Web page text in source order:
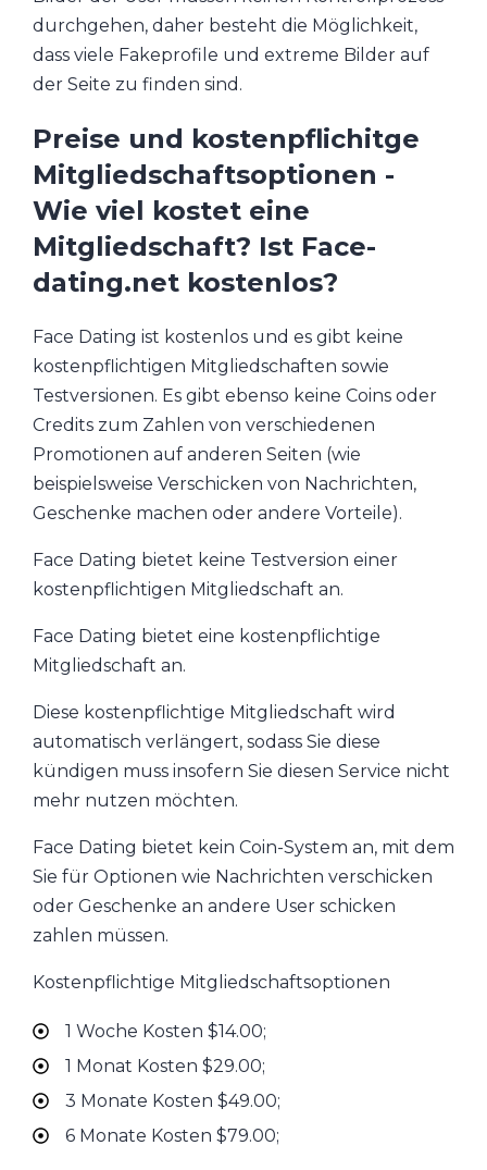
durchgehen, daher besteht die Möglichkeit,
dass viele Fakeprofile und extreme Bilder auf
der Seite zu finden sind.
Preise und kostenpflichitge
Mitgliedschaftsoptionen -
Wie viel kostet eine
Mitgliedschaft? Ist Face-
dating.net kostenlos?
Face Dating ist kostenlos und es gibt keine
kostenpflichtigen Mitgliedschaften sowie
Testversionen. Es gibt ebenso keine Coins oder
Credits zum Zahlen von verschiedenen
Promotionen auf anderen Seiten (wie
beispielsweise Verschicken von Nachrichten,
Geschenke machen oder andere Vorteile).
Face Dating bietet keine Testversion einer
kostenpflichtigen Mitgliedschaft an.
Face Dating bietet eine kostenpflichtige
Mitgliedschaft an.
Diese kostenpflichtige Mitgliedschaft wird
automatisch verlängert, sodass Sie diese
kündigen muss insofern Sie diesen Service nicht
mehr nutzen möchten.
Face Dating bietet kein Coin-System an, mit dem
Sie für Optionen wie Nachrichten verschicken
oder Geschenke an andere User schicken
zahlen müssen.
Kostenpflichtige Mitgliedschaftsoptionen
1 Woche Kosten $14.00;
1 Monat Kosten $29.00;
3 Monate Kosten $49.00;
6 Monate Kosten $79.00;